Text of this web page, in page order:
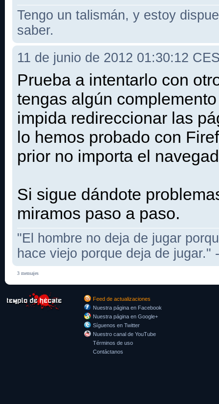
Tengo un talismán, y estoy
saber.
11 de junio de 2012 01:30:12
Prueba a intentarlo con
tengas algún
impida redireccionar las
lo hemos probado con
prior no importa el
Si sigue dándote
miramos paso a paso.
"El hombre no deja de jugar
hace viejo porque deja de jugar."
3 mensajes
Feed de actualizaciones
Nuestra página en Facebook
Nuestra página en Google+
Síguenos en Twitter
Nuestro canal de YouTube
Términos de uso
Contáctanos